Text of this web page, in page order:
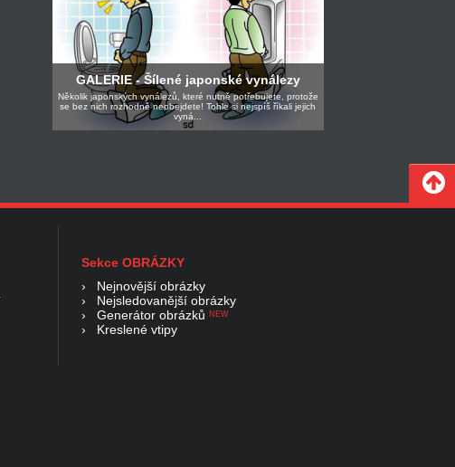
GALERIE - Šílené japonské vynálezy
Několik japonských vynálezů, které nutně potřebujete, protože
se bez nich rozhodně neobejdete! Tohle si nejspíš říkali jejich
vyná...
Sekce OBRÁZKY
› Nejnovější obrázky
› Nejsledovanější obrázky
› Generátor obrázků NEW
› Kreslené vtipy